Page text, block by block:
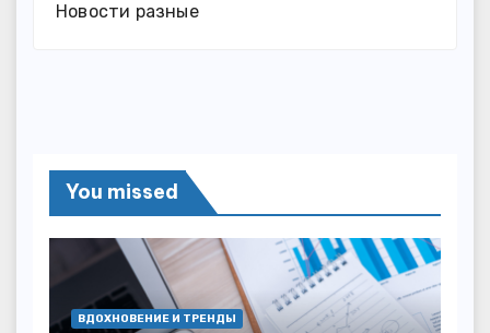
Новости разные
You missed
ВДОХНОВЕНИЕ И ТРЕНДЫ